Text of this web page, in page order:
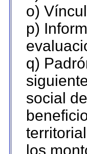
o)
p)
q)
social
los